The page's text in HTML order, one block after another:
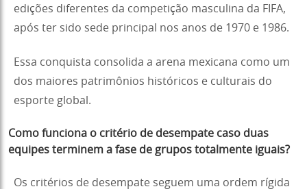
edições diferentes da competição masculina da FIFA,
após ter sido sede principal nos anos de 1970 e 1986.
Essa conquista consolida a arena mexicana como um
dos maiores patrimônios históricos e culturais do
esporte global.
Como funciona o critério de desempate caso duas
equipes terminem a fase de grupos totalmente iguais?
Os critérios de desempate seguem uma ordem rígida